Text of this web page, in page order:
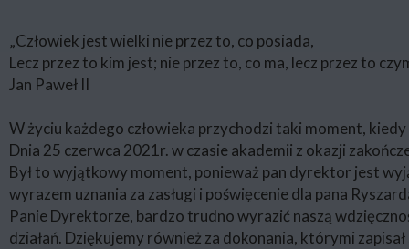
„Człowiek jest wielki nie przez to, co posiada,
Lecz przez to kim jest; nie przez to, co ma, lecz przez to
Jan Paweł II
W życiu każdego człowieka przychodzi taki moment,
Dnia 25 czerwca 2021r. w czasie akademii z okazji
Był to wyjątkowy moment, ponieważ pan dyrektor jest
wyrazem uznania za zasługi i poświęcenie dla pana
Panie Dyrektorze, bardzo trudno wyrazić naszą
działań. Dziękujemy również za dokonania, którymi